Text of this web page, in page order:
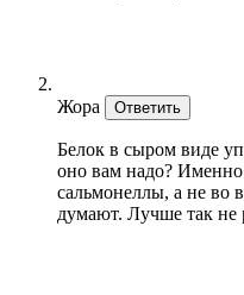
Жора Ответить
Белок в сыром виде
оно вам надо? Именно
сальмонеллы, а не во
думают. Лучше так не